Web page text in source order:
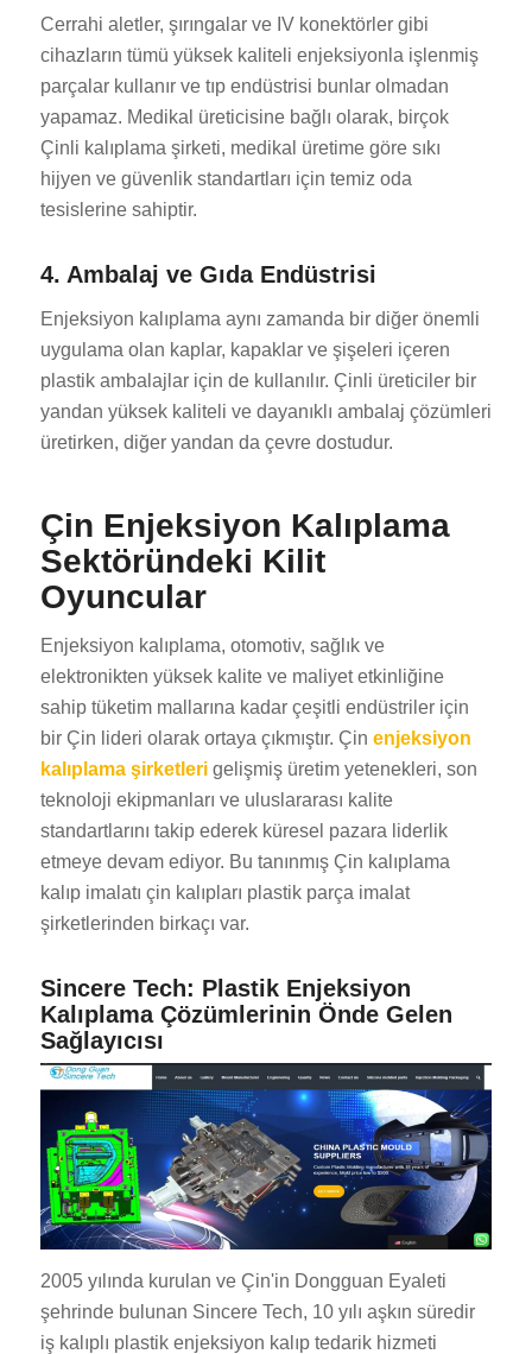
Cerrahi aletler, şırıngalar ve IV konektörler gibi
cihazların tümü yüksek kaliteli enjeksiyonla işlenmiş
parçalar kullanır ve tıp endüstrisi bunlar olmadan
yapamaz. Medikal üreticisine bağlı olarak, birçok
Çinli kalıplama şirketi, medikal üretime göre sıkı
hijyen ve güvenlik standartları için temiz oda
tesislerine sahiptir.
4. Ambalaj ve Gıda Endüstrisi
Enjeksiyon kalıplama aynı zamanda bir diğer önemli
uygulama olan kaplar, kapaklar ve şişeleri içeren
plastik ambalajlar için de kullanılır. Çinli üreticiler bir
yandan yüksek kaliteli ve dayanıklı ambalaj çözümleri
üretirken, diğer yandan da çevre dostudur.
Çin Enjeksiyon Kalıplama
Sektöründeki Kilit
Oyuncular
Enjeksiyon kalıplama, otomotiv, sağlık ve
elektronikten yüksek kalite ve maliyet etkinliğine
sahip tüketim mallarına kadar çeşitli endüstriler için
bir Çin lideri olarak ortaya çıkmıştır. Çin enjeksiyon
kalıplama şirketleri gelişmiş üretim yetenekleri, son
teknoloji ekipmanları ve uluslararası kalite
standartlarını takip ederek küresel pazara liderlik
etmeye devam ediyor. Bu tanınmış Çin kalıplama
kalıp imalatı çin kalıpları plastik parça imalat
şirketlerinden birkaçı var.
Sincere Tech: Plastik Enjeksiyon
Kalıplama Çözümlerinin Önde Gelen
Sağlayıcısı
2005 yılında kurulan ve Çin'in Dongguan Eyaleti
şehrinde bulunan Sincere Tech, 10 yılı aşkın süredir
iş kalıplı plastik enjeksiyon kalıp tedarik hizmeti